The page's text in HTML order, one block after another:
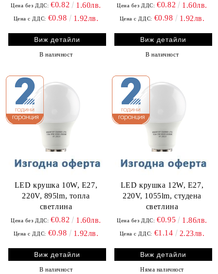
Цена без ДДС: €0.82 1.60лв.
Цена с ДДС: €0.98 1.92лв.
Виж детайли
В наличност
Цена без ДДС: €0.82 1.60лв.
Цена с ДДС: €0.98 1.92лв.
Виж детайли
В наличност
LED крушка 10W, E27,
220V, 895lm, топла
светлина
Цена без ДДС: €0.82 1.60лв.
Цена с ДДС: €0.98 1.92лв.
Виж детайли
В наличност
LED крушка 12W, E27,
220V, 1055lm, студена
светлина
Цена без ДДС: €0.95 1.86лв.
Цена с ДДС: €1.14 2.23лв.
Виж детайли
Няма наличност